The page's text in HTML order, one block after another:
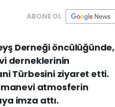
ABONE OL
Derneği öncülüğünde,
derneklerinin
Türbesini ziyaret etti.
manevi atmosferin
imza attı.